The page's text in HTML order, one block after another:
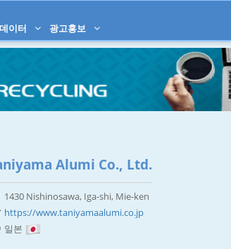
데이터 광고홍보
Alumi Co., Ltd.
1430 Nishinosawa, Iga-shi, Mie-ken
https://www.taniyamaalumi.co.jp
일본